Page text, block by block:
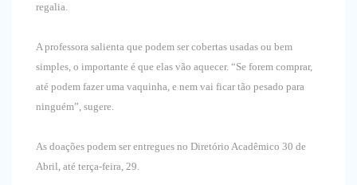
regalia.
A professora salienta que podem ser cobertas usadas ou bem
simples, o importante é que elas vão aquecer. “Se forem comprar,
até podem fazer uma vaquinha, e nem vai ficar tão pesado para
ninguém”, sugere.
As doações podem ser entregues no Diretório Acadêmico 30 de
Abril, até terça-feira, 29.